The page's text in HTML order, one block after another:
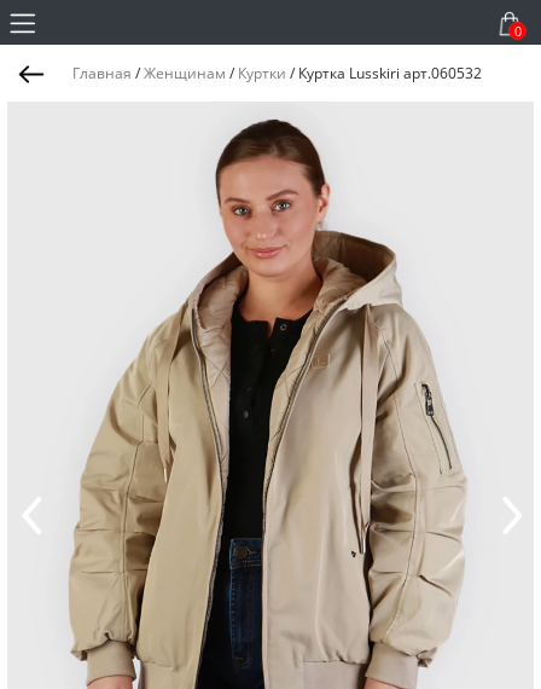
0
Главная /Женщинам / Куртки / Куртка Lusskiri арт.060532